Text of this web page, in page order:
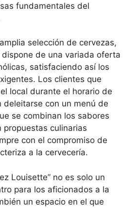
fundamentales del
selección de cervezas,
dispone de una variada oferta
satisfaciendo así los
Los clientes que
local durante el horario de
deleitarse con un menú de
se combinan los sabores
propuestas culinarias
con el compromiso de
a la cervecería.
Louisette” no es solo un
para los aficionados a la
un espacio en el que